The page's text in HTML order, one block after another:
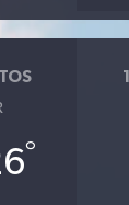
°